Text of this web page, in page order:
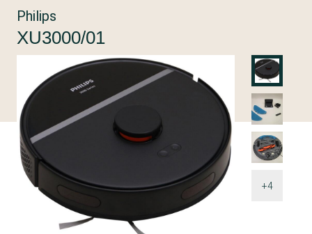
+4
Philips
XU3000/01